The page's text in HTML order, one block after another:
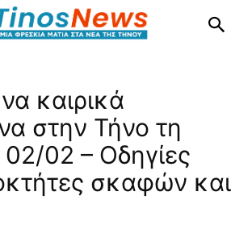
καιρικά
στην Τήνο τη
02 – Οδηγίες
σκαφών και